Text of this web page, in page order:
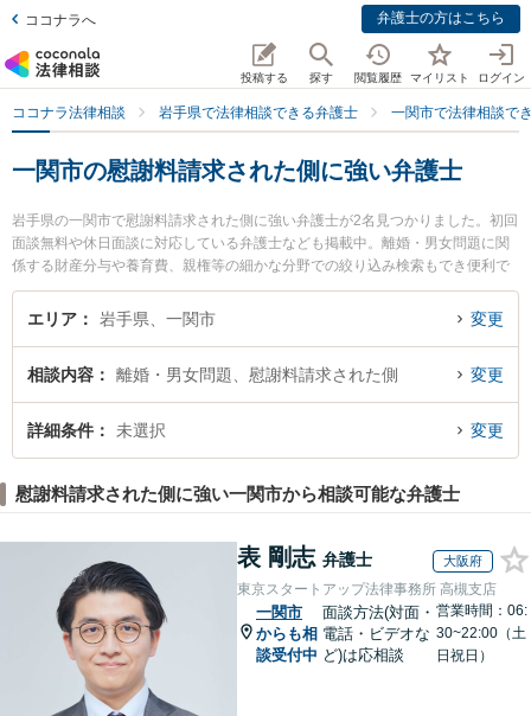
ココナラへ 弁護士の方はこちら
投稿する 探す 閲覧履歴 マイリスト ログイン
ココナラ法律相談 岩手県で法律相談できる弁護士 一関市で法律相談で
一関市の慰謝料請求された側に強い弁護士
岩手県の一関市で慰謝料請求された側に強い弁護士が2名見つかりました。初回
面談無料や休日面談に対応している弁護士なども掲載中。離婚・男女問題に関
係する財産分与や養育費、親権等の細かな分野での絞り込み検索もでき便利で
す。特に一関はちや法律事務所の蜂谷 大弁護士や吉田法律事務所の吉田 俊晴弁
護士のプロフィール情報や弁護士費用、強みなどが注目されています。『一関
を検索したい』『初回相談無料で慰謝料請求された側を法律相談できる一関市
内の弁護士に相談予約したい』などでお困りの相談者さんにおすすめです。
エリア 岩手県、一関市 変更
相談内容 離婚・男女問題、慰謝料請求された側 変更
詳細条件 未選択 変更
慰謝料請求された側に強い一関市から相談可能な弁護士
表 剛志 弁護士 大阪府
東京スタートアップ法律事務所 高槻支店
一関市
からも相
談受付中
面談方法(対面・
電話・ビデオな
ど)は応相談
営業時間：06:
30~22:00（土
日祝日）